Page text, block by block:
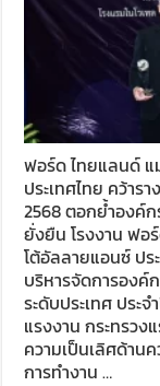
ฟอร์ด ไทยแลนด์ แ
ประเทศไทย คว้าร
2568 ตอกย้ำองค์
ยั่งยืน โรงงาน ฟอ
โต้อัลลายแอนซ์ ปร
บริหารจัดการองค์
ระดับประเทศ ประ
แรงงาน กระทรว
ความเป็นเลิศด้าน
การทำงาน …